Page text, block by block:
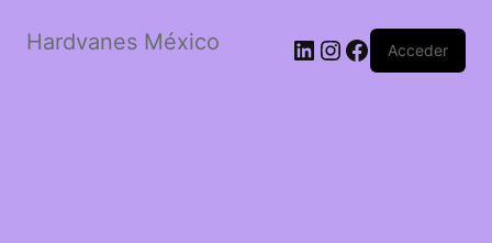
Hardvanes México LinkedIn
Instagram
Facebook
Acceder